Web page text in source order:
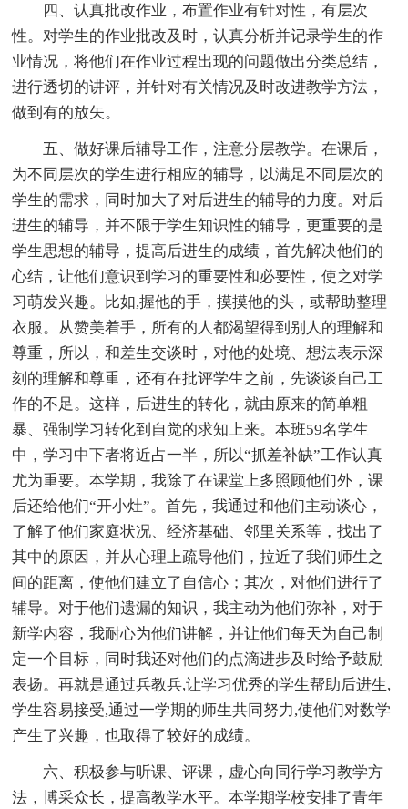
四、认真批改作业，布置作业有针对性，有层次
性。对学生的作业批改及时，认真分析并记录学生的作
业情况，将他们在作业过程出现的问题做出分类总结，
进行透切的讲评，并针对有关情况及时改进教学方法，
做到有的放矢。
五、做好课后辅导工作，注意分层教学。在课后，
为不同层次的学生进行相应的辅导，以满足不同层次的
学生的需求，同时加大了对后进生的辅导的力度。对后
进生的辅导，并不限于学生知识性的辅导，更重要的是
学生思想的辅导，提高后进生的成绩，首先解决他们的
心结，让他们意识到学习的重要性和必要性，使之对学
习萌发兴趣。比如,握他的手，摸摸他的头，或帮助整理
衣服。从赞美着手，所有的人都渴望得到别人的理解和
尊重，所以，和差生交谈时，对他的处境、想法表示深
刻的理解和尊重，还有在批评学生之前，先谈谈自己工
作的不足。这样，后进生的转化，就由原来的简单粗
暴、强制学习转化到自觉的求知上来。本班59名学生
中，学习中下者将近占一半，所以“抓差补缺”工作认真
尤为重要。本学期，我除了在课堂上多照顾他们外，课
后还给他们“开小灶”。首先，我通过和他们主动谈心，
了解了他们家庭状况、经济基础、邻里关系等，找出了
其中的原因，并从心理上疏导他们，拉近了我们师生之
间的距离，使他们建立了自信心；其次，对他们进行了
辅导。对于他们遗漏的知识，我主动为他们弥补，对于
新学内容，我耐心为他们讲解，并让他们每天为自己制
定一个目标，同时我还对他们的点滴进步及时给予鼓励
表扬。再就是通过兵教兵,让学习优秀的学生帮助后进生,
学生容易接受,通过一学期的师生共同努力,使他们对数学
产生了兴趣，也取得了较好的成绩。
六、积极参与听课、评课，虚心向同行学习教学方
法，博采众长，提高教学水平。本学期学校安排了青年